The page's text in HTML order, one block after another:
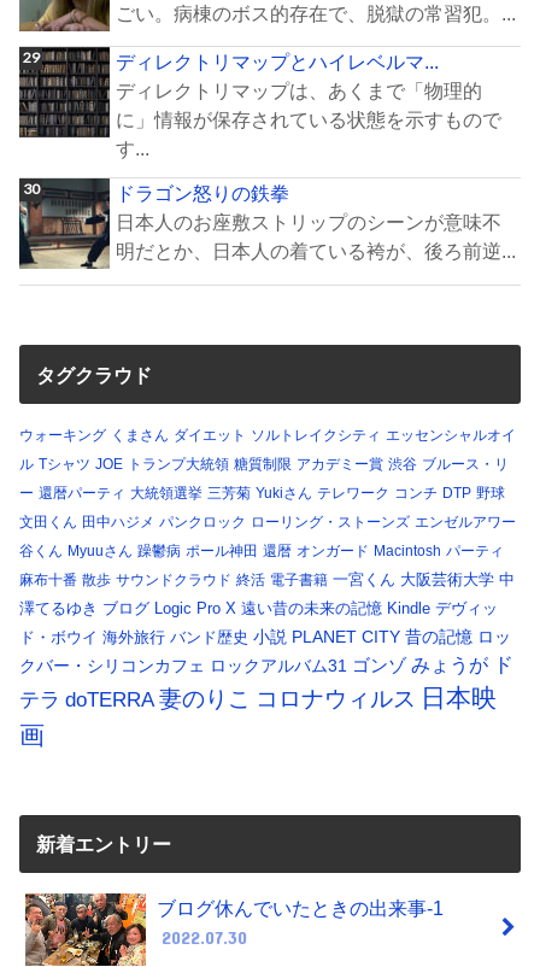
ごい。病棟のボス的存在で、脱獄の常習犯。...
ディレクトリマップとハイレベルマ...
ディレクトリマップは、あくまで「物理的
に」情報が保存されている状態を示すもので
す...
ドラゴン怒りの鉄拳
日本人のお座敷ストリップのシーンが意味不
明だとか、日本人の着ている袴が、後ろ前逆...
タグクラウド
ウォーキング くまさん ダイエット ソルトレイクシティ エッセンシャルオイ
ル Tシャツ JOE トランプ大統領 糖質制限 アカデミー賞 渋谷 ブルース・リ
ー 還暦パーティ 大統領選挙 三芳菊 Yukiさん テレワーク コンチ DTP 野球
文田くん 田中ハジメ パンクロック ローリング・ストーンズ エンゼルアワー
谷くん Myuuさん 躁鬱病 ポール神田 還暦 オンガード Macintosh パーティ
麻布十番 散歩 サウンドクラウド 終活 電子書籍 一宮くん 大阪芸術大学 中
澤てるゆき ブログ Logic Pro X 遠い昔の未来の記憶 Kindle デヴィッ
ド・ボウイ 海外旅行 バンド歴史 小説 PLANET CITY 昔の記憶 ロッ
クバー・シリコンカフェ ロックアルバム31 ゴンゾ みょうが
ド
テラ doTERRA 妻のりこ コロナウィルス 日本映
画
新着エントリー
ブログ休んでいたときの出来事-1
2022.07.30